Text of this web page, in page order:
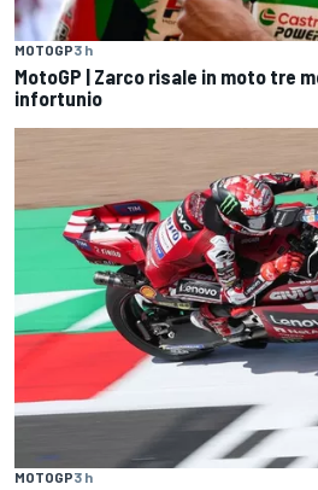
MOTOGP3 h
MotoGP | Zarco risale in moto tre
infortunio
MOTOGP3 h